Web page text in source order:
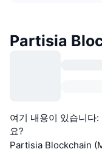
Partisia
여기 내용이 있습니다
요?
Partisia Blockchain